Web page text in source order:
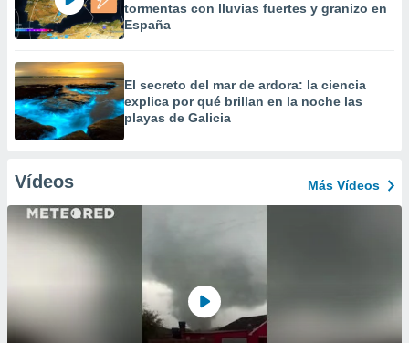
tormentas con lluvias fuertes y granizo en
España
El secreto del mar de ardora: la ciencia
explica por qué brillan en la noche las
playas de Galicia
Vídeos Más Vídeos